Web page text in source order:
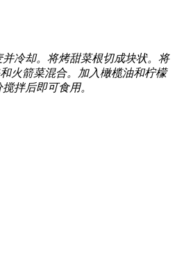
冷却。将烤甜菜根切成块状。将
火箭菜混合。加入橄榄油和柠檬
拌后即可食用。